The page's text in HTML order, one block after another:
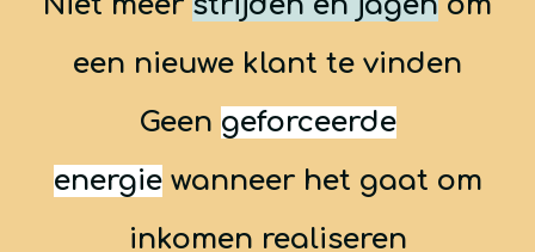
een nieuwe klant te vinden
Geen geforceerde
energiewanneer het gaat om
inkomen realiseren